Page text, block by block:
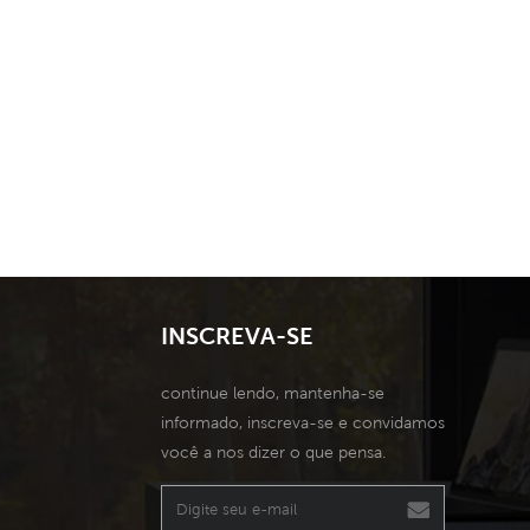
INSCREVA-SE
continue lendo, mantenha-se
informado, inscreva-se e convidamos
você a nos dizer o que pensa.